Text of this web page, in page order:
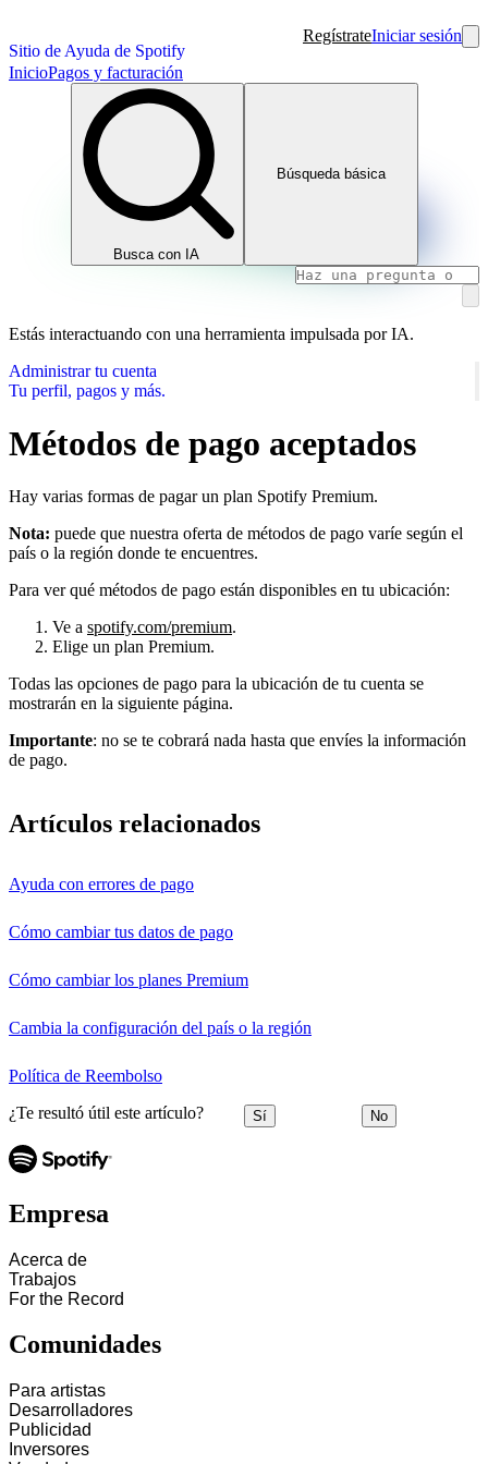
Sitio de Ayuda de Spotify
RegístrateIniciar sesión
InicioPagos y facturación
Busca con IA
Búsqueda básica
Estás interactuando con una herramienta impulsada por IA.
Administrar tu cuenta
Tu perfil, pagos y más.
Métodos de pago aceptados
Hay varias formas de pagar un plan Spotify Premium.
Nota: puede que nuestra oferta de métodos de pago varíe según el
país o la región donde te encuentres.
Para ver qué métodos de pago están disponibles en tu ubicación:
Ve a spotify.com/premium.
Elige un plan Premium.
Todas las opciones de pago para la ubicación de tu cuenta se
mostrarán en la siguiente página.
Importante: no se te cobrará nada hasta que envíes la información
de pago.
Artículos relacionados
Ayuda con errores de pago
Cómo cambiar tus datos de pago
Cómo cambiar los planes Premium
Cambia la configuración del país o la región
Política de Reembolso
¿Te resultó útil este artículo? Sí No
Empresa
Acerca de
Trabajos
For the Record
Comunidades
Para artistas
Desarrolladores
Publicidad
Inversores